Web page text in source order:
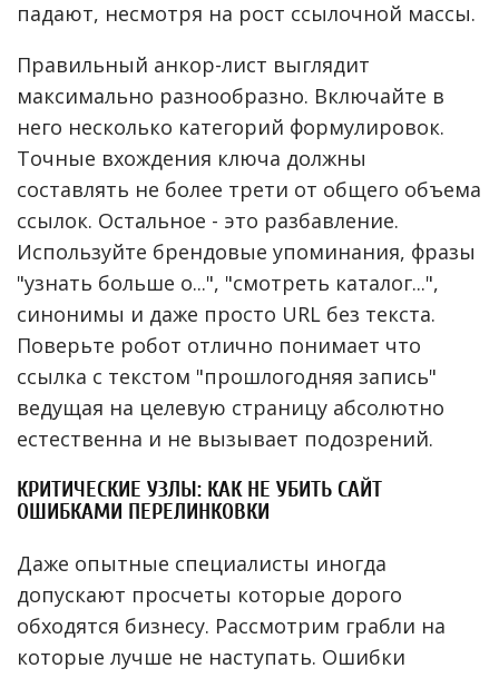
падают, несмотря на рост ссылочной массы.
Правильный анкор-лист выглядит
максимально разнообразно. Включайте в
него несколько категорий формулировок.
Точные вхождения ключа должны
составлять не более трети от общего объема
ссылок. Остальное - это разбавление.
Используйте брендовые упоминания, фразы
"узнать больше о...", "смотреть каталог...",
синонимы и даже просто URL без текста.
Поверьте робот отлично понимает что
ссылка с текстом "прошлогодняя запись"
ведущая на целевую страницу абсолютно
естественна и не вызывает подозрений.
КРИТИЧЕСКИЕ УЗЛЫ: КАК НЕ УБИТЬ САЙТ
ОШИБКАМИ ПЕРЕЛИНКОВКИ
Даже опытные специалисты иногда
допускают просчеты которые дорого
обходятся бизнесу. Рассмотрим грабли на
которые лучше не наступать. Ошибки